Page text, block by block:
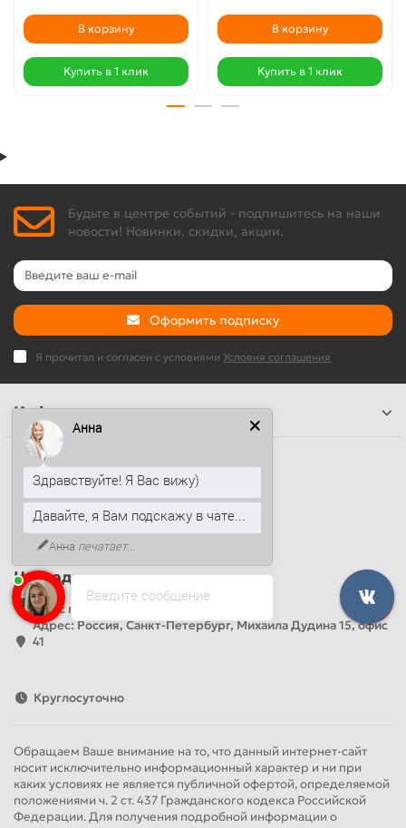
В корзину
Купить в 1 клик
В корзину
Купить в 1 клик
Будьте в центре событий - подпишитесь на наши
новости! Новинки, скидки, акции.
Оформить подписку
Я прочитал и согласен с условиями Условия соглашения
Информация
Наши контакты
+7 (812) 389-26-20
+7 (499) 444-14-71
info@sandwichpanelsvspb.ru
Наш адрес
Офис продаж
Адрес: Россия, Санкт-Петербург, Михаила Дудина 15, офис
41
Круглосуточно
Обращаем Ваше внимание на то, что данный интернет-сайт
носит исключительно информационный характер и ни при
каких условиях не является публичной офертой, определяемой
положениями ч. 2 ст. 437 Гражданского кодекса Российской
Федерации. Для получения подробной информации о
Введите сообщение
Анна
Здравствуйте! Я Вас вижу)
Давайте, я Вам подскажу в чате...
Анна печатает...